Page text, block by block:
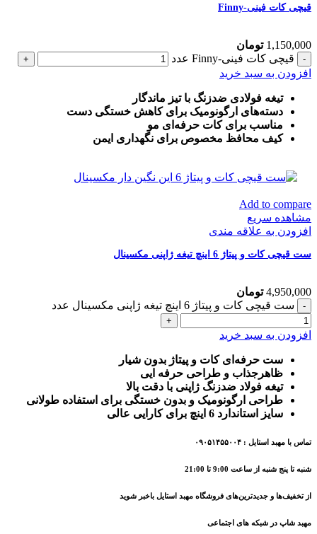
قیچی کات فینی-Finny
1,150,000 تومان
قیچی کات فینی-Finny عدد
افزودن به سبد خرید
تیغه فولادی ضدزنگ با تیز ماندگار
دسته‌های ارگونومیک برای کاهش خستگی دست
مناسب برای کات حرفه‌ای مو
کیف محافظ مخصوص برای نگهداری ایمن
Add to compare
مشاهده سریع
افزودن به علاقه مندی
ست قیچی کات و پیتاژ 6 اینچ تیغه ژاپنی مکسینال
4,950,000 تومان
ست قیچی کات و پیتاژ 6 اینچ تیغه ژاپنی مکسینال عدد
افزودن به سبد خرید
ست حرفه‌ای کات و پیتاژ بدون شیار
ظاهرجذاب و طراحی حرفه ایی
تیغه فولاد ضدزنگ ژاپنی با دقت بالا
طراحی ارگونومیک و بدون خستگی برای استفاده طولانی
سایز استاندارد 6 اینچ برای کارایی عالی
تماس با مهبد استایل : ۰۹۰۵۱۴۵۵۰۰۴
شنبه تا پنج شنبه از ساعت 9:00 تا 21:00
از تخفیف‌ها و جدیدترین‌های فروشگاه مهبد استایل باخبر شوید
مهبد شاپ در شبکه های اجتماعی